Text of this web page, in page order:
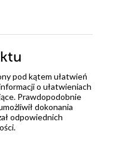
pod kątem ułatwień
o ułatwieniach
Prawdopodobnie
dokonania
odpowiednich